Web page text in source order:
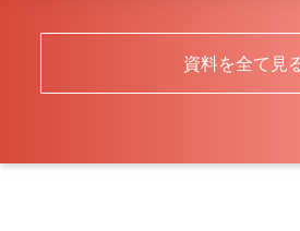
資料を全て見